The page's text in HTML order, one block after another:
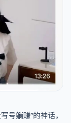
号躺赚”的神话，